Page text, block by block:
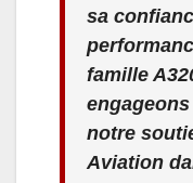
sa
famille
notre
Aviation